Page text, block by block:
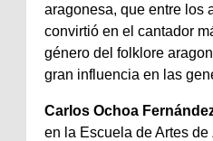
aragonesa, que entre los
convirtió en el cantador
género del folklore
gran influencia en las
Carlos Ochoa
en la Escuela de Artes